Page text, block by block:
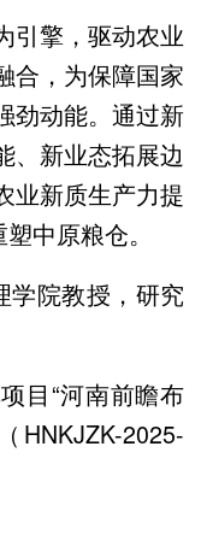
擎，驱动农业
合，为保障国家
劲动能。通过新
、新业态拓展边
业新质生产力提
中原粮仓。
学院教授，研究
目“河南前瞻布
2025-